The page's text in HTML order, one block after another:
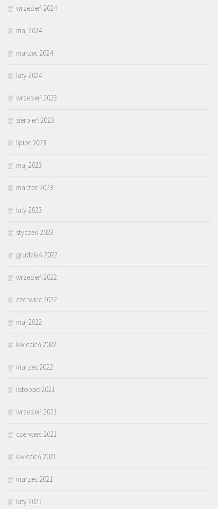
wrzesień 2024
maj 2024
marzec 2024
luty 2024
wrzesień 2023
sierpień 2023
lipiec 2023
maj 2023
marzec 2023
luty 2023
styczeń 2023
grudzień 2022
wrzesień 2022
czerwiec 2022
maj 2022
kwiecień 2022
marzec 2022
listopad 2021
wrzesień 2021
czerwiec 2021
kwiecień 2021
marzec 2021
luty 2021